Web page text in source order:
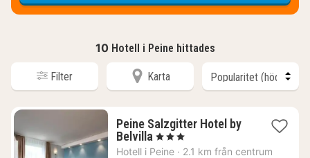
10 Hotell i Peine hittades
Filter Karta
Peine Salzgitter Hotel by
Belvilla 1
natt
, 3 Stjärnor
Hotell i Peine · 2.1 km från centrum